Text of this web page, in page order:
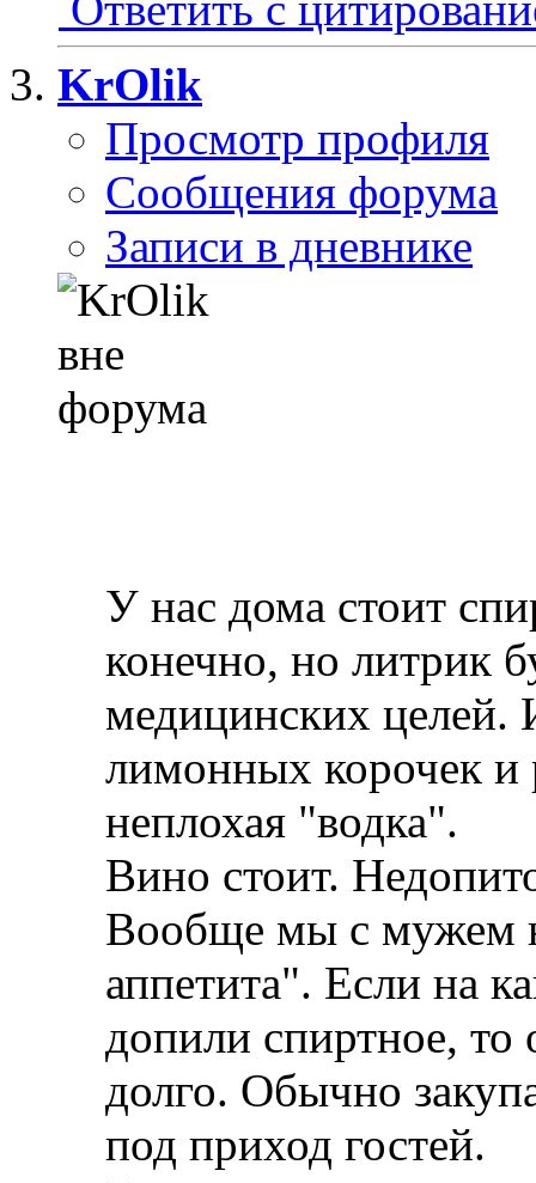
KrOlik
Просмотр профиля
Сообщения форума
Записи в дневнике
У нас дома стоит
конечно, но литрик
медицинских целей.
лимонных корочек и
неплохая "водка".
Вино стоит.
Вообще мы с мужем
аппетита". Если на
допили спиртное, то
долго. Обычно
под приход гостей.